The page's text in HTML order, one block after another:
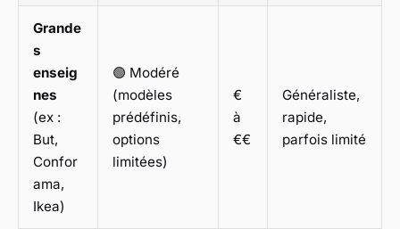
Grande
s
enseig
nes
(ex :
But,
Confor
ama,
Ikea)
🟢 Modéré
(modèles
prédéfinis,
options
limitées)
€
à
€€
Généraliste,
rapide,
parfois limité